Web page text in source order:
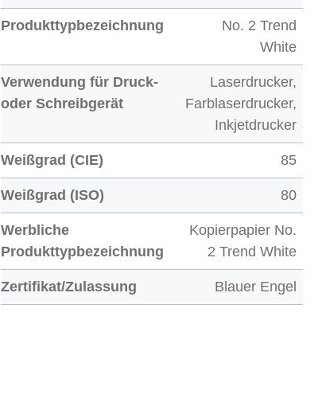
Produkttypbezeichnung
No. 2 Trend
White
Verwendung für Druck-
oder Schreibgerät
Laserdrucker,
Farblaserdrucker,
Inkjetdrucker
Weißgrad (CIE) 85
Weißgrad (ISO) 80
Werbliche
Produkttypbezeichnung
Kopierpapier No.
2 Trend White
Zertifikat/Zulassung Blauer Engel